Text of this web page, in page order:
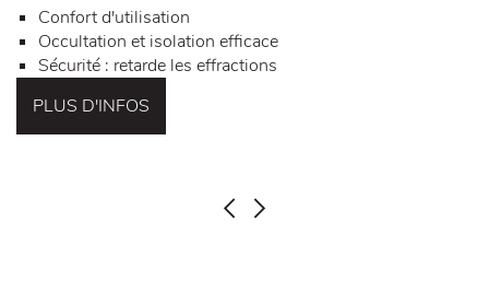
Confort d'utilisation
Occultation et isolation efficace
Sécurité : retarde les effractions
PLUS D'INFOS
PRÉCÉDENT
SUIVANT